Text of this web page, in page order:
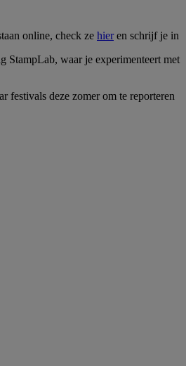
online, check ze hieren schrijf je in
StampLab, waar je experimenteert met
festivals deze zomer om te reporteren